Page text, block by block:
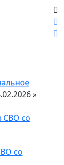
»
со